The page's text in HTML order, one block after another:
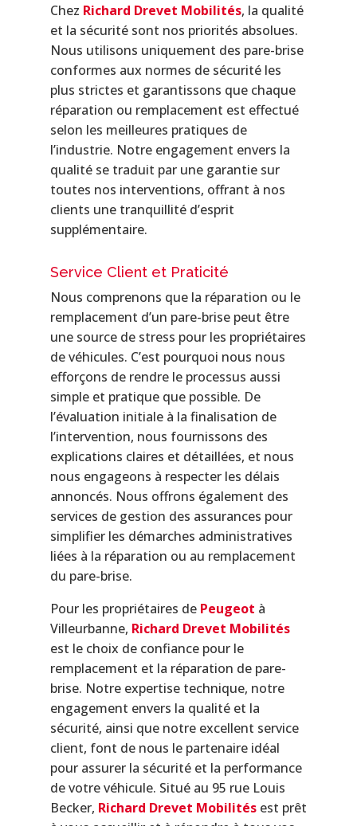
Chez Richard Drevet Mobilités, la qualité
et la sécurité sont nos priorités absolues.
Nous utilisons uniquement des pare-brise
conformes aux normes de sécurité les
plus strictes et garantissons que chaque
réparation ou remplacement est effectué
selon les meilleures pratiques de
l’industrie. Notre engagement envers la
qualité se traduit par une garantie sur
toutes nos interventions, offrant à nos
clients une tranquillité d’esprit
supplémentaire.
Service Client et Praticité
Nous comprenons que la réparation ou le
remplacement d’un pare-brise peut être
une source de stress pour les propriétaires
de véhicules. C’est pourquoi nous nous
efforçons de rendre le processus aussi
simple et pratique que possible. De
l’évaluation initiale à la finalisation de
l’intervention, nous fournissons des
explications claires et détaillées, et nous
nous engageons à respecter les délais
annoncés. Nous offrons également des
services de gestion des assurances pour
simplifier les démarches administratives
liées à la réparation ou au remplacement
du pare-brise.
Pour les propriétaires de Peugeot à
Villeurbanne, Richard Drevet Mobilités
est le choix de confiance pour le
remplacement et la réparation de pare-
brise. Notre expertise technique, notre
engagement envers la qualité et la
sécurité, ainsi que notre excellent service
client, font de nous le partenaire idéal
pour assurer la sécurité et la performance
de votre véhicule. Situé au 95 rue Louis
Becker, Richard Drevet Mobilitésest prêt